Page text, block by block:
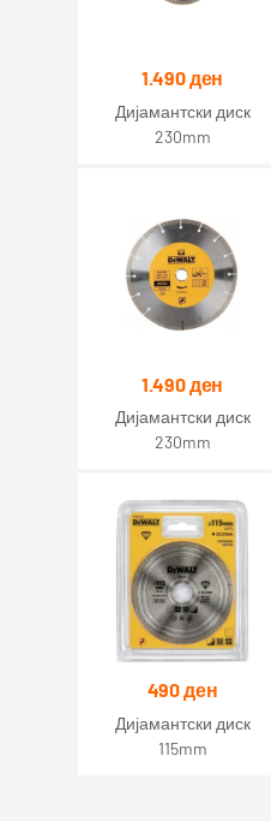
1.490ден
Дијамантски диск
230mm
1.490ден
Дијамантски диск
230mm
490ден
Дијамантски диск
115mm